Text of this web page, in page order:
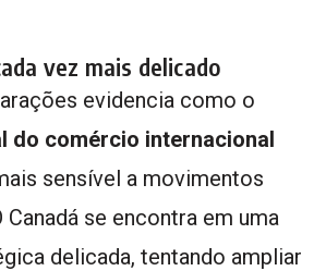
vez mais delicado
evidencia como o
do comércio internacional
sensível a movimentos
se encontra em uma
delicada, tentando ampliar